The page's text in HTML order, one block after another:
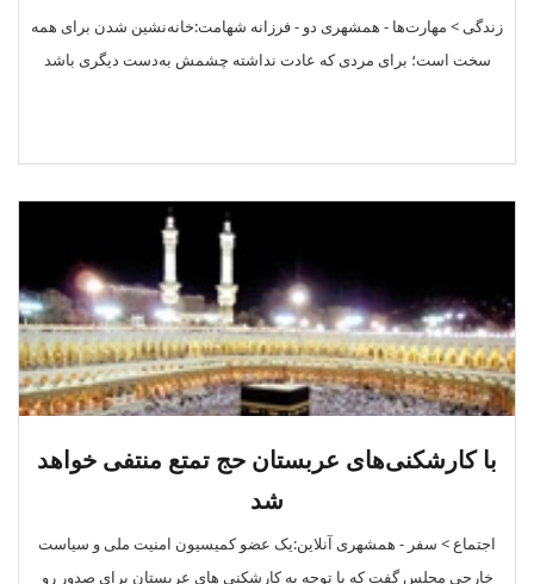
زندگی > مهارت‌ها - همشهری دو - فرزانه شهامت:خانه‌نشین شدن برای همه
سخت است؛ برای مردی که عادت نداشته چشمش به‌دست دیگری باشد
با کارشکنی‌های عربستان حج تمتع منتفی خواهد
شد
اجتماع > سفر - همشهری آنلاین:یک عضو کمیسیون امنیت ملی و سیاست
خارجی مجلس گفت که با توجه به کارشکنی های عربستان برای صدور رو